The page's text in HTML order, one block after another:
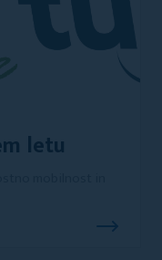
letu